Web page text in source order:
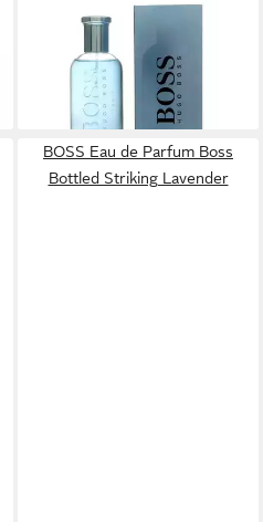
Bottled Tonic Eau de Toilette
45,10 €
(451,00 €/ 1 l)
lieferbar - in 2-3 Werktagen bei dir
BOSS Eau de Parfum Boss
Bottled Striking Lavender